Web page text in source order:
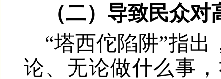
（二）导致民众
“塔西佗陷阱”指
论、无论做什么事